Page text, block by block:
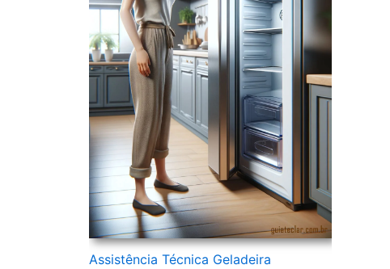
Assistência Técnica Geladeira